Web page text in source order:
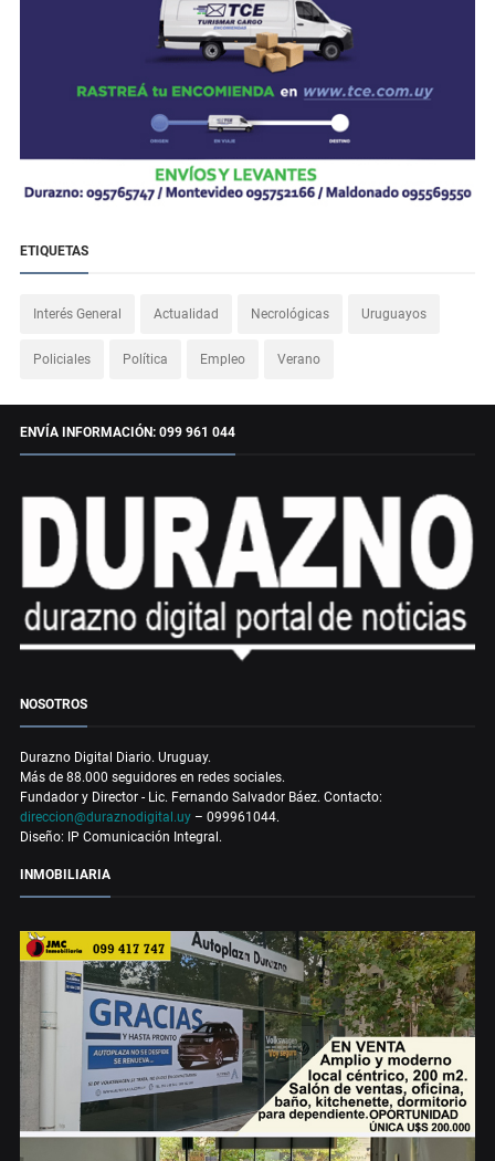
ETIQUETAS
Interés General Actualidad Necrológicas Uruguayos
Policiales Política Empleo Verano
ENVÍA INFORMACIÓN: 099 961 044
NOSOTROS
Durazno Digital Diario. Uruguay.
Más de 88.000 seguidores en redes sociales.
Fundador y Director - Lic. Fernando Salvador Báez. Contacto:
direccion@duraznodigital.uy – 099961044.
Diseño: IP Comunicación Integral.
INMOBILIARIA